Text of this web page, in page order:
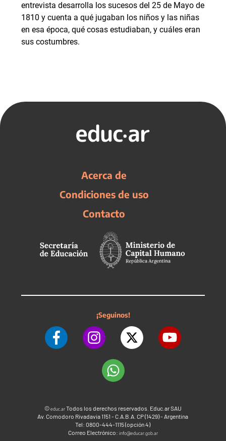
entrevista desarrolla los sucesos del 25 de Mayo de
1810 y cuenta a qué jugaban los niños y las niñas
en esa época, qué cosas estudiaban, y cuáles eran
sus costumbres.
Acerca de
Condiciones de uso
Contacto
¡Seguinos!
©educ.arTodos los derechos reservados. Educ.ar SAU
Av. Comodoro Rivadavia 1151 - C.A.B.A. CP (1429) - Argentina
Tel: 0800-444-1115 (opción 4)
Correo Electrónico: info@educar.gob.ar